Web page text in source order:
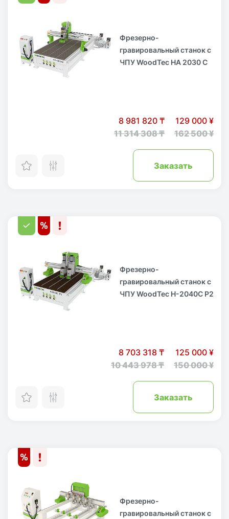
Фрезерно-
гравировальный станок с
ЧПУ WoodTec HA 2030 C
8 981 820 ₸
11 314 308 ₸
129 000 ¥
162 500 ¥
Заказать
Фрезерно-
гравировальный станок с
ЧПУ WoodTec H-2040C P2
8 703 318 ₸
10 443 978 ₸
125 000 ¥
150 000 ¥
Заказать
Фрезерно-
гравировальный станок с